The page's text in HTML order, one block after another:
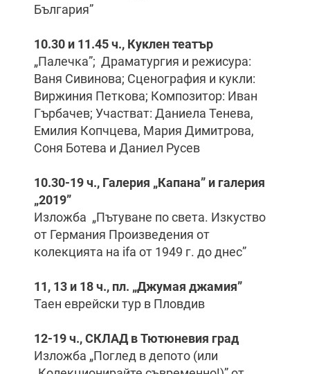
България”
10.30 и 11.45 ч., Куклен театър
„Палечка”; Драматургия и режисура:
Ваня Сивинова; Сценография и кукли:
Виржиния Петкова; Композитор: Иван
Гърбачев; Участват: Даниела Тенева,
Емилия Копчцева, Мария Димитрова,
Соня Ботева и Даниел Русев
10.30-19 ч., Галерия „Капана” и галерия
„2019”
Изложба „Пътуване по света. Изкуство
от Германия Произведения от
колекцията на ifa от 1949 г. до днес”
11, 13 и 18 ч., пл. „Джумая джамия”
Таен еврейски тур в Пловдив
12-19 ч., СКЛАД в Тютюневия град
Изложба „Поглед в депото (или